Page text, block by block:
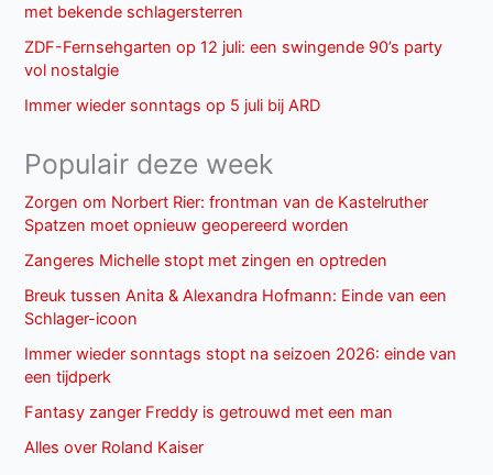
met bekende schlagersterren
ZDF-Fernsehgarten op 12 juli: een swingende 90’s party
vol nostalgie
Immer wieder sonntags op 5 juli bij ARD
Populair deze week
Zorgen om Norbert Rier: frontman van de Kastelruther
Spatzen moet opnieuw geopereerd worden
Zangeres Michelle stopt met zingen en optreden
Breuk tussen Anita & Alexandra Hofmann: Einde van een
Schlager-icoon
Immer wieder sonntags stopt na seizoen 2026: einde van
een tijdperk
Fantasy zanger Freddy is getrouwd met een man
Alles over Roland Kaiser